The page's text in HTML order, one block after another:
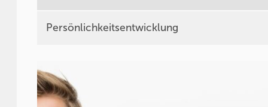
Persönlichkeitsentwicklung